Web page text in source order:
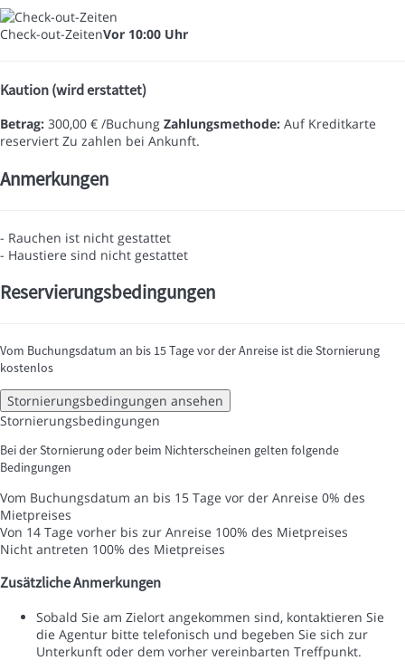
Check-out-ZeitenVor 10:00 Uhr
Kaution (wird erstattet)
Betrag: 300,00 € /Buchung Zahlungsmethode: Auf Kreditkarte
reserviert Zu zahlen bei Ankunft.
Anmerkungen
- Rauchen ist nicht gestattet
- Haustiere sind nicht gestattet
Reservierungsbedingungen
Vom Buchungsdatum an bis 15 Tage vor der Anreise ist die Stornierung
kostenlos
Stornierungsbedingungen ansehen
Stornierungsbedingungen
Bei der Stornierung oder beim Nichterscheinen gelten folgende
Bedingungen
Vom Buchungsdatum an bis 15 Tage vor der Anreise 0% des
Mietpreises
Von 14 Tage vorher bis zur Anreise 100% des Mietpreises
Nicht antreten 100% des Mietpreises
Zusätzliche Anmerkungen
Sobald Sie am Zielort angekommen sind, kontaktieren Sie
die Agentur bitte telefonisch und begeben Sie sich zur
Unterkunft oder dem vorher vereinbarten Treffpunkt.